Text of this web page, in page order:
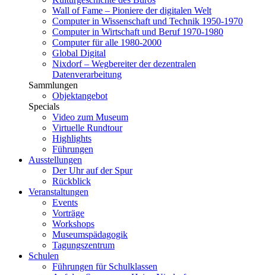
Wall of Fame – Pioniere der digitalen Welt
Computer in Wissenschaft und Technik 1950-1970
Computer in Wirtschaft und Beruf 1970-1980
Computer für alle 1980-2000
Global Digital
Nixdorf – Wegbereiter der dezentralen
Datenverarbeitung
Sammlungen
Objektangebot
Specials
Video zum Museum
Virtuelle Rundtour
Highlights
Führungen
Ausstellungen
Der Uhr auf der Spur
Rückblick
Veranstaltungen
Events
Vorträge
Workshops
Museumspädagogik
Tagungszentrum
Schulen
Führungen für Schulklassen